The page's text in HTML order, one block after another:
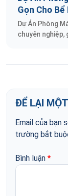
Gọn Cho Bể
Dự Án Phòng
chuyên nghiệp,
ĐỂ LẠI
Email của bạn
trường bắt
Bình luận *